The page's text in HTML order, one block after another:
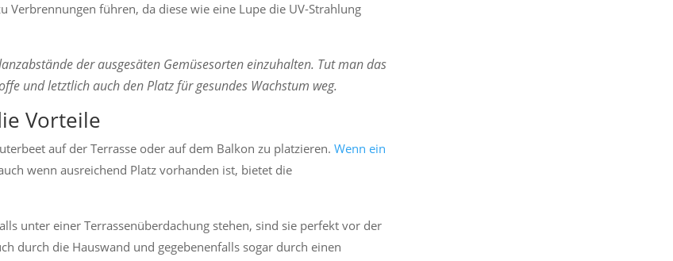
führen, da diese wie eine Lupe die UV-Strahlung
der ausgesäten Gemüsesorten einzuhalten. Tut man das
und letztlich auch den Platz für gesundes Wachstum weg.
Vorteile
auf der Terrasse oder auf dem Balkon zu platzieren.Wenn ein
wenn ausreichend Platz vorhanden ist, bietet die
unter einer Terrassenüberdachung stehen, sind sie perfekt vor der
durch die Hauswand und gegebenenfalls sogar durch einen